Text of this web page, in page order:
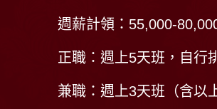
週薪計領：55,000-
正職：週上5天班，自行
兼職：週上3天班（含以